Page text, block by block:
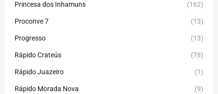
Princesa dos Inhamuns (162)
Proconve 7 (13)
Progresso (13)
Rápido Crateús (78)
Rápido Juazeiro (1)
Rápido Morada Nova (9)